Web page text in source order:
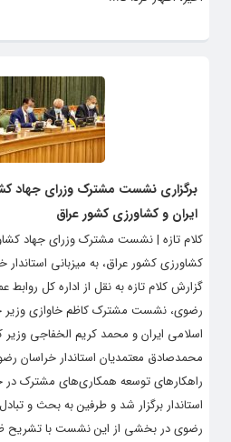
برگزاری نشست مشترک وزرای جهاد
ایران و کشاورزی کشور عراق
کلام تازه | نشست مشترک وزرای جهاد
کشاورزی کشور عراق، به میزبانی
گزارش کلام تازه به نقل از اداره کل
رضوی، نشست مشترک کاظم خاوازی وزیر
اسلامی ایران و محمد کریم الخفاجی
محمدصادق معتمدیان استاندار
راهکارهای توسعه همکاری‌های مشترک در
استاندار برگزار شد و طرفین به بحث و
رضوی در بخشی از این نشست با تشریح